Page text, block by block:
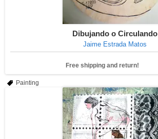
Dibujando o Circulando
Jaime Estrada Matos
Free shipping and return!
Painting